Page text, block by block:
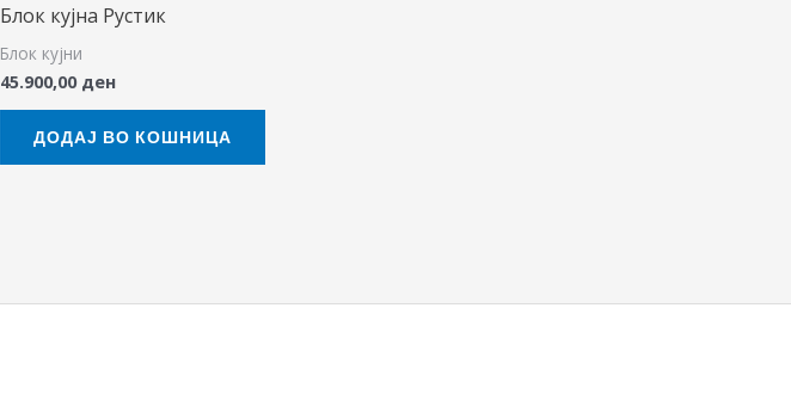
Блок кујна Рустик
Блок кујни
45.900,00 ден
ДОДАЈ ВО КОШНИЦА